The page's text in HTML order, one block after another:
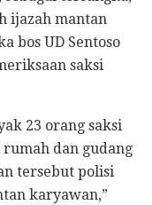
ijazah mantan
bos UD Sentoso
saksi
23 orang saksi
dan gudang
tersebut polisi
karyawan,”